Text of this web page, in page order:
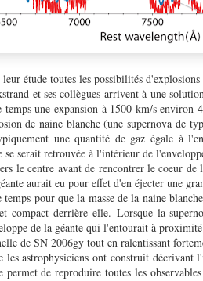
étude toutes les possibilités
et ses collègues arrivent à une
une expansion à 1500 km/s environ
de naine blanche (une supernova de
une quantité de gaz égale à
se serait retrouvée à l'intérieur de
le centre avant de rencontrer le coeur
aurait eu pour effet d'en éjecter une
pour que la masse de la naine
compact derrière elle. Lorsque la
de la géante qui l'entourait à
de SN 2006gy tout en ralentissant
les astrophysiciens ont construit décrivant
de reproduire toutes les